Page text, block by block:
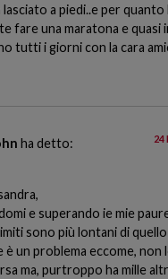
lasciato a piedi..e per
fare una maratona e
tutti i giorni con la cara
ha detto: 24
e superando ie mie
sono più lontani di
è un problema eccome, non
ma, purtroppo ha mille